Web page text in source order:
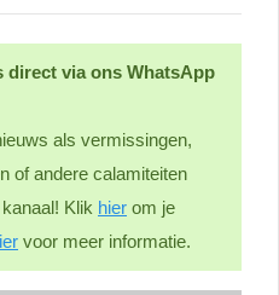
direct via ons WhatsApp
als vermissingen,
of andere calamiteiten
Klik hier om je
voor meer informatie.